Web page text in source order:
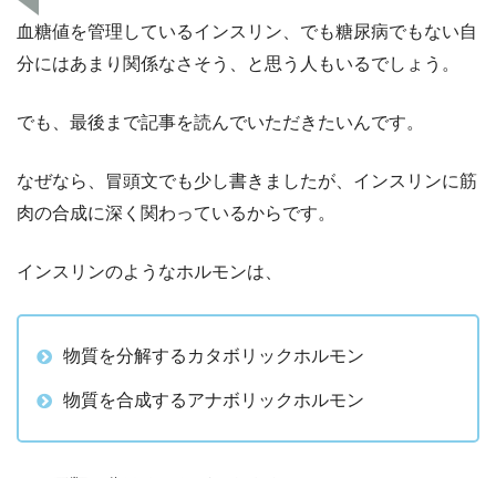
血糖値を管理しているインスリン、でも糖尿病でもない自
分にはあまり関係なさそう、と思う人もいるでしょう。
でも、最後まで記事を読んでいただきたいんです。
なぜなら、冒頭文でも少し書きましたが、インスリンに筋
肉の合成に深く関わっているからです。
インスリンのようなホルモンは、
物質を分解するカタボリックホルモン
物質を合成するアナボリックホルモン